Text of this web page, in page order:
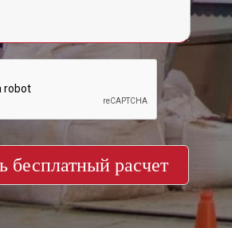
бесплатный расчет